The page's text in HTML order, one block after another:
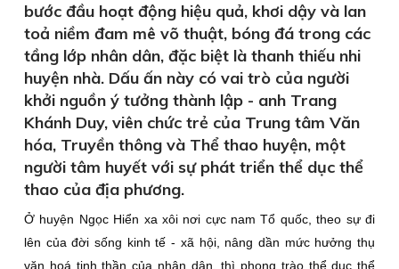
bước đầu hoạt động hiệu quả, khơi dậy và lan
toả niềm đam mê võ thuật, bóng đá trong các
tầng lớp nhân dân, đặc biệt là thanh thiếu nhi
huyện nhà. Dấu ấn này có vai trò của người
khởi nguồn ý tưởng thành lập - anh Trang
Khánh Duy, viên chức trẻ của Trung tâm Văn
hóa, Truyền thông và Thể thao huyện, một
người tâm huyết với sự phát triển thể dục thể
thao của địa phương.
Ở huyện Ngọc Hiển xa xôi nơi cực nam Tổ quốc, theo sự đi
lên của đời sống kinh tế - xã hội, nâng dần mức hưởng thụ
văn hoá tinh thần của nhân dân, thì phong trào thể dục thể